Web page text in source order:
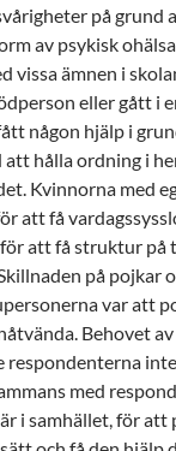
på grund
av psykisk
vissa ämnen i
eller gått i
någon hjälp i
hålla ordning i
Kvinnorna med
att få
att få struktur på
på pojkar
var att
Behovet
respondenterna
med
i samhället, för att